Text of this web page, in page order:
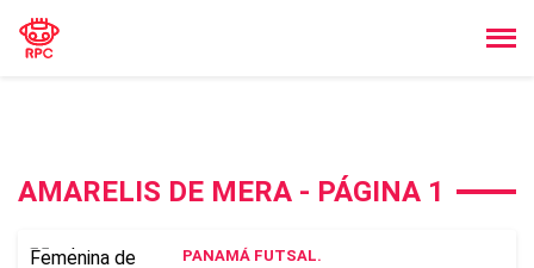
AMARELIS DE MERA - PÁGINA 1
PANAMÁ FUTSAL.